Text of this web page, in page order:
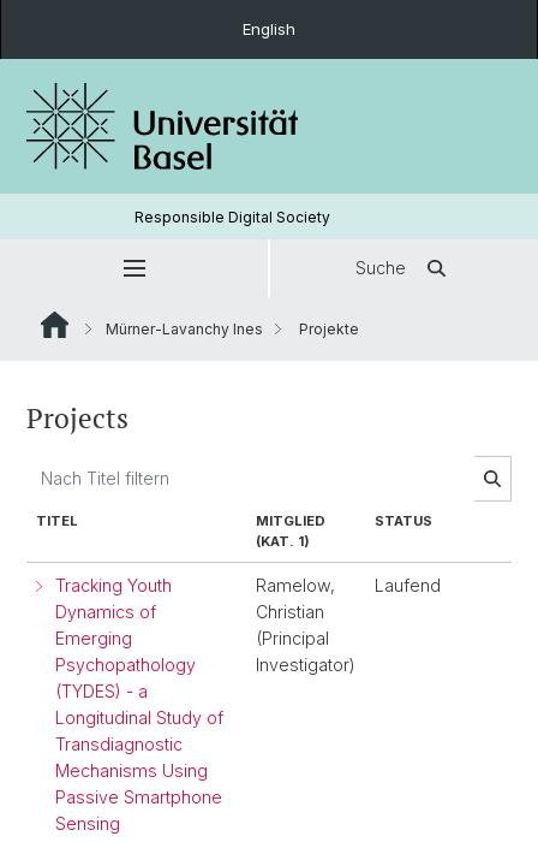
English
Responsible Digital Society
Suche
Mürner-Lavanchy Ines Projekte
Projects
TITEL
MITGLIED
(KAT. 1)
STATUS
Tracking Youth
Dynamics of
Emerging
Psychopathology
(TYDES) - a
Longitudinal Study of
Transdiagnostic
Mechanisms Using
Passive Smartphone
Sensing
Ramelow,
Christian
(Principal
Investigator)
Laufend